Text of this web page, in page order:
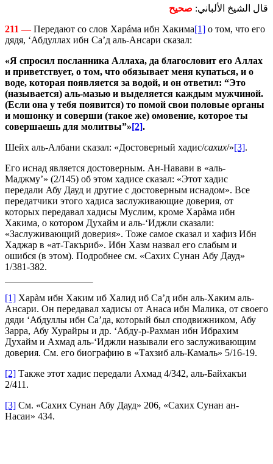
قال الشيخ الألباني: صحيح
211 —Передают со слов Харáма ибн Хакима[1] о том, что его
дядя, ‘Абдуллах ибн Са’д аль-Ансари сказал:
«Я спросил посланника Аллаха, да благословит его Аллах
и приветствует, о том, что обязывает меня купаться, и о
воде, которая появляется за водой, и он ответил: “Это
(называется) аль-мазью и выделяется каждым мужчиной.
(Если она у тебя появится) то помой свои половые органы
и мошонку и соверши (такое же) омовение, которое ты
совершаешь для молитвы”»[2].
Шейх аль-Албани сказал: «Достоверный хадис/сахих/»[3].
Его иснад является достоверным. Ан-Навави в «аль-
Маджму’» (2/145) об этом хадисе сказал: «Этот хадис
передали Абу Дауд и другие с достоверным иснадом». Все
передатчики этого хадиса заслуживающие доверия, от
которых передавал хадисы Муслим, кроме Харàма ибн
Хакима, о котором Духайм и аль-‘Иджли сказали:
«Заслуживающий доверия». Тоже самое сказал и хафиз Ибн
Хаджар в «ат-Такъриб». Ибн Хазм назвал его слабым и
ошибся (в этом). Подробнее см. «Сахих Сунан Абу Дауд»
1/381-382.
[1] Харàм ибн Хаким иб Халид иб Са’д ибн аль-Хаким аль-
Ансари. Он передавал хадисы от Анаса ибн Малика, от своего
дяди ‘Абдуллы ибн Са’да, который был сподвижником, Абу
Зарра, Абу Хурайры и др. ‘Абду-р-Рахман ибн Ибрахим
Духайм и Ахмад аль-‘Иджли называли его заслуживающим
доверия. См. его биографию в «Тахзиб аль-Камаль» 5/16-19.
[2] Также этот хадис передали Ахмад 4/342, аль-Байхакъи
2/411.
[3] См. «Сахих Сунан Абу Дауд» 206, «Сахих Сунан ан-
Насаи» 434.